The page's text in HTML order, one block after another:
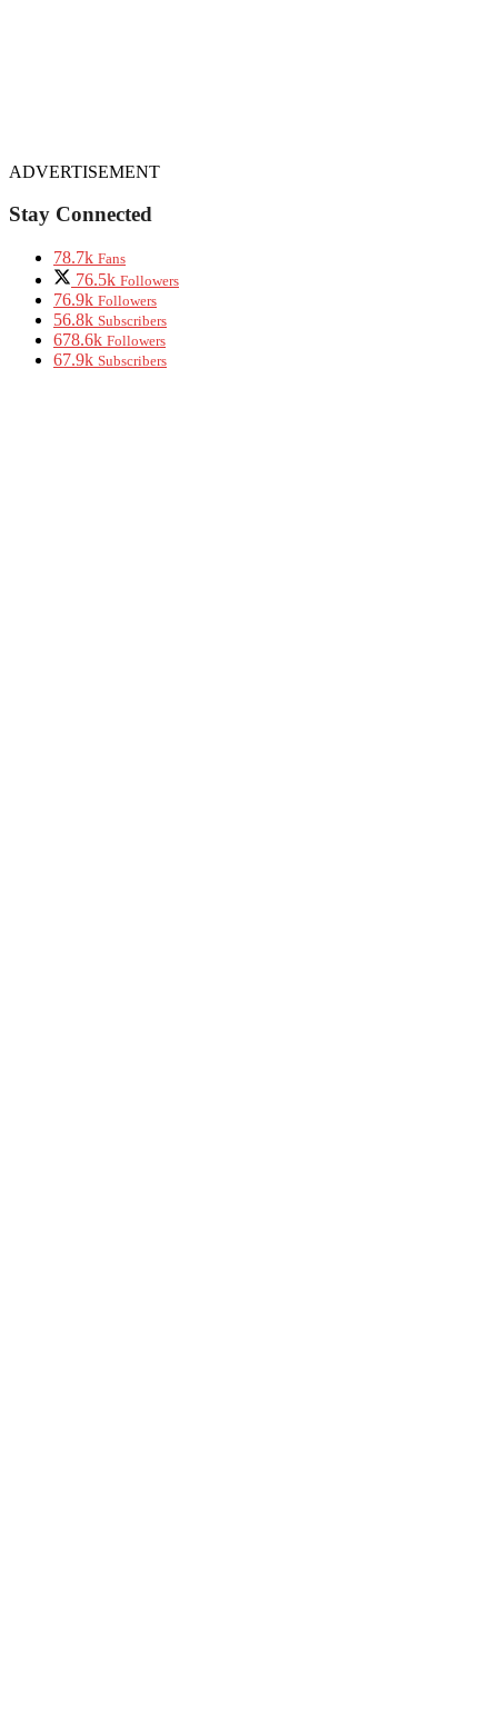
ADVERTISEMENT
Stay Connected
78.7k Fans
76.5k Followers
76.9k Followers
56.8k Subscribers
678.6k Followers
67.9k Subscribers